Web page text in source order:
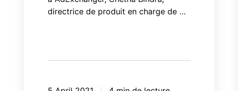
directrice de produit en charge de …